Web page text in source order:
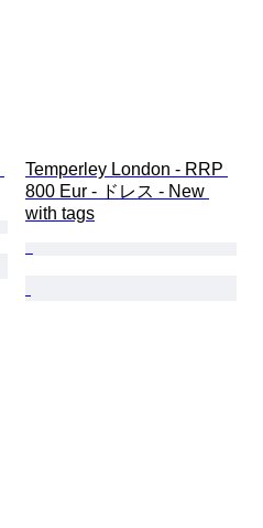
Temperley London - RRP
800 Eur - ドレス - New
with tags